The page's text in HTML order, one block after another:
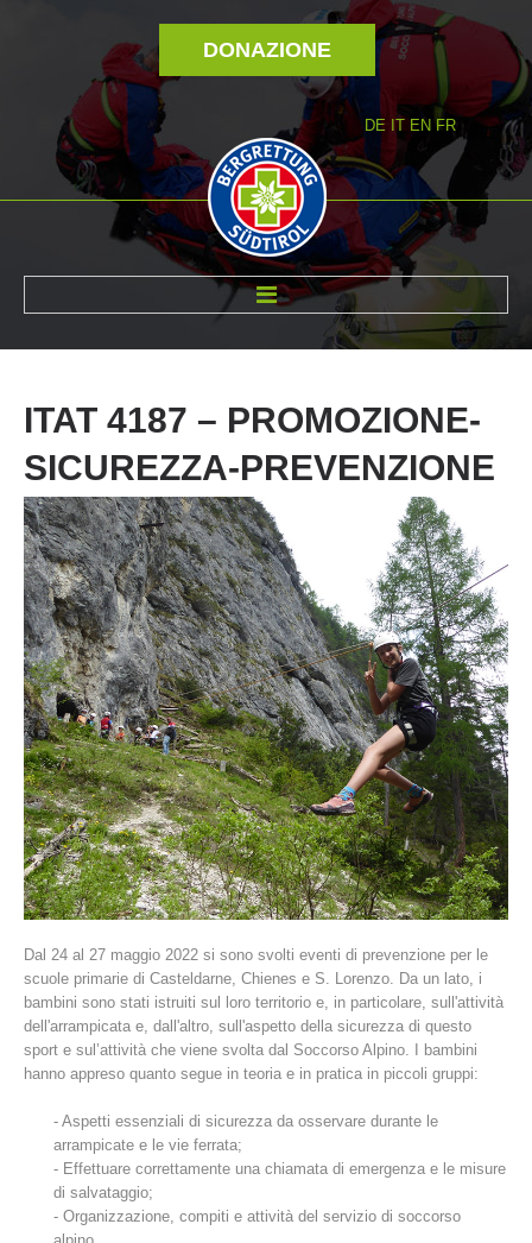
DONAZIONE
DE IT EN FR
La storia
ITAT 4187 – PROMOZIONE-
SICUREZZA-PREVENZIONE
Dal 24 al 27 maggio 2022 si sono svolti eventi di prevenzione per le
scuole primarie di Casteldarne, Chienes e S. Lorenzo. Da un lato, i
bambini sono stati istruiti sul loro territorio e, in particolare, sull'attività
dell'arrampicata e, dall'altro, sull'aspetto della sicurezza di questo
sport e sul’attività che viene svolta dal Soccorso Alpino. I bambini
hanno appreso quanto segue in teoria e in pratica in piccoli gruppi:
- Aspetti essenziali di sicurezza da osservare durante le
arrampicate e le vie ferrata;
- Effettuare correttamente una chiamata di emergenza e le misure
di salvataggio;
- Organizzazione, compiti e attività del servizio di soccorso